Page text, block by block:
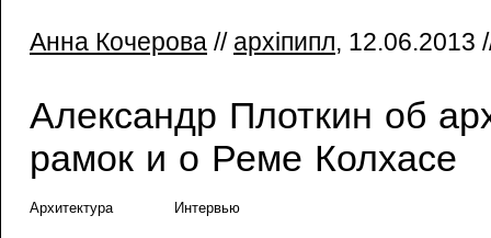
Анна Кочерова // архiпипл, 12.06.2013
Александр Плоткин об
рамок и о Реме Колхасе
Архитектура Интервью